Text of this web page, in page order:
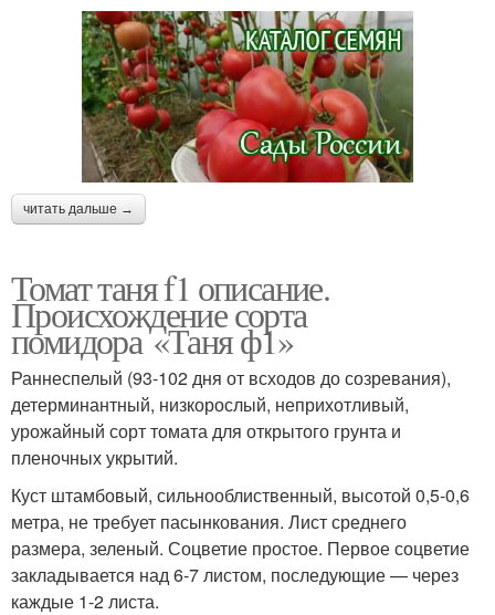
читать дальше →
Томат таня f1 описание.
Происхождение сорта
помидора «Таня ф1»
Раннеспелый (93-102 дня от всходов до созревания),
детерминантный, низкорослый, неприхотливый,
урожайный сорт томата для открытого грунта и
пленочных укрытий.
Куст штамбовый, сильнооблиственный, высотой 0,5-0,6
метра, не требует пасынкования. Лист среднего
размера, зеленый. Соцветие простое. Первое соцветие
закладывается над 6-7 листом, последующие — через
каждые 1-2 листа.